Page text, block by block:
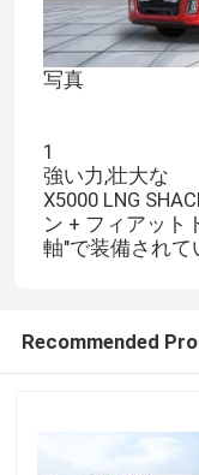
写真
1
強い力,壮大な
X5000 LNG
ン + フィアット
軸"で装備されて
Recommended